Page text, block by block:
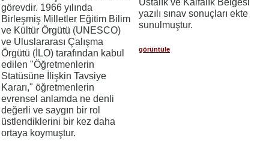
görevdir. 1966 yılında
Birleşmiş Milletler Eğitim Bilim
ve Kültür Örgütü (UNESCO)
ve Uluslararası Çalışma
Örgütü (İLO) tarafından kabul
edilen "Öğretmenlerin
Statüsüne İlişkin Tavsiye
Kararı," öğretmenlerin
evrensel anlamda ne denli
değerli ve saygın bir rol
üstlendiklerini bir kez daha
ortaya koymuştur.
yazılı sınav sonuçları ekte
sunulmuştur.
görüntüle